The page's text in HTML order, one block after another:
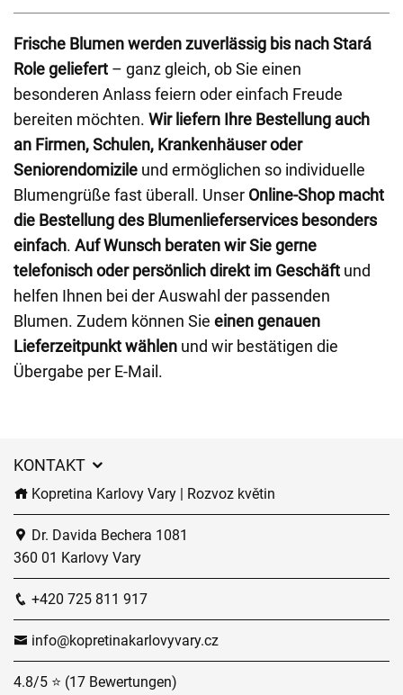
Frische Blumen werden zuverlässig bis nach Stará
Role geliefert – ganz gleich, ob Sie einen
besonderen Anlass feiern oder einfach Freude
bereiten möchten. Wir liefern Ihre Bestellung auch
an Firmen, Schulen, Krankenhäuser oder
Seniorendomizile und ermöglichen so individuelle
Blumengrüße fast überall. Unser Online-Shop macht
die Bestellung des Blumenlieferservices besonders
einfach. Auf Wunsch beraten wir Sie gerne
telefonisch oder persönlich direkt im Geschäft und
helfen Ihnen bei der Auswahl der passenden
Blumen. Zudem können Sie einen genauen
Lieferzeitpunkt wählen und wir bestätigen die
Übergabe per E-Mail.
KONTAKT
Kopretina Karlovy Vary | Rozvoz květin
Dr. Davida Bechera 1081
360 01 Karlovy Vary
+420 725 811 917
info@kopretinakarlovyvary.cz
4.8/5 ⭐ (17 Bewertungen)